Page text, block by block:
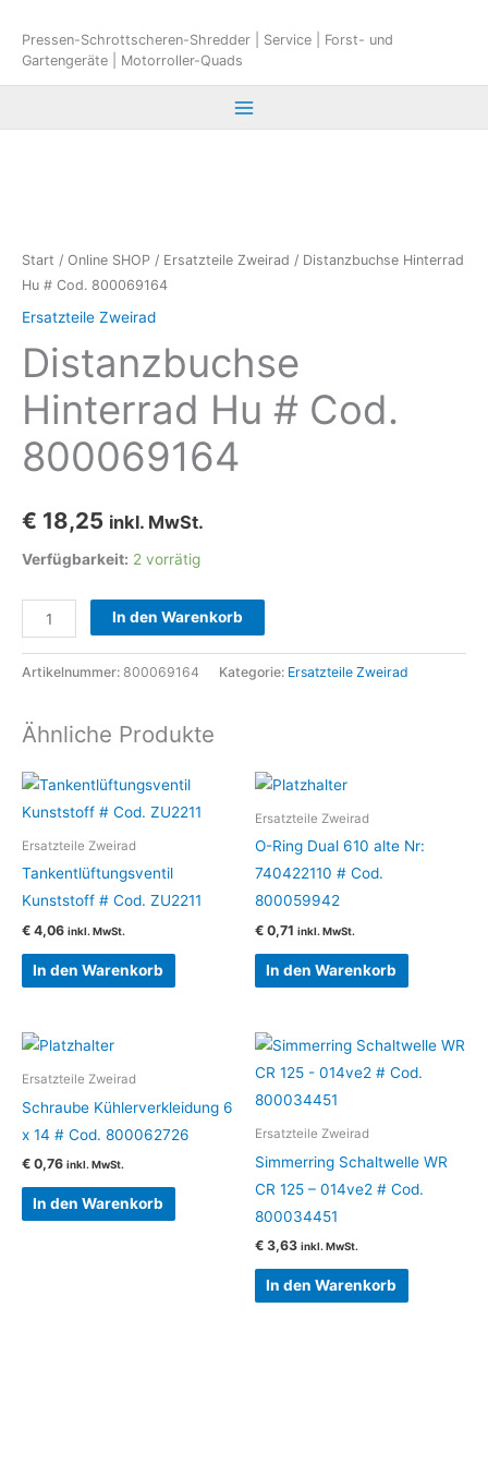
Inhalt
springen
Pressen-Schrottscheren-Shredder | Service | Forst- und
Gartengeräte | Motorroller-Quads
Start / Online SHOP / Ersatzteile Zweirad / Distanzbuchse Hinterrad
Hu # Cod. 800069164
Ersatzteile Zweirad
Distanzbuchse
Hinterrad Hu # Cod.
800069164
€ 18,25 inkl. MwSt.
Verfügbarkeit: 2 vorrätig
Distanzbuchse
Hinterrad
Hu
Cod.
800069164
Menge
In den Warenkorb
Artikelnummer: 800069164 Kategorie: Ersatzteile Zweirad
Ähnliche Produkte
Ersatzteile Zweirad
Tankentlüftungsventil
Kunststoff # Cod. ZU2211
€ 4,06 inkl. MwSt.
In den Warenkorb
Ersatzteile Zweirad
O-Ring Dual 610 alte Nr:
740422110 # Cod.
800059942
€ 0,71 inkl. MwSt.
In den Warenkorb
Ersatzteile Zweirad
Schraube Kühlerverkleidung 6
x 14 # Cod. 800062726
€ 0,76 inkl. MwSt.
In den Warenkorb
Ersatzteile Zweirad
Simmerring Schaltwelle WR
CR 125 – 014ve2 # Cod.
800034451
€ 3,63 inkl. MwSt.
In den Warenkorb